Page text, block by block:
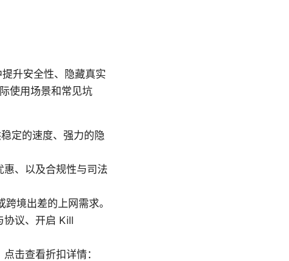
升安全性、隐藏真实
使用场景和常见坑
定的速度、强力的隐
、以及合规性与司法
境出差的上网需求。
协议、开启 Kill
击查看折扣详情：